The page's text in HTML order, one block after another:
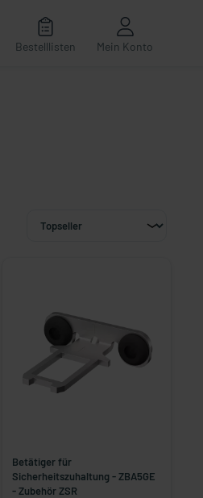
Bestelllisten Mein Konto
Betätiger für
Sicherheitszuhaltung - ZBA5GE
- Zubehör ZSR